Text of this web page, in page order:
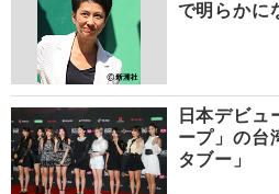
で明らかに
日本デビュ
ープ」の台
タブー」